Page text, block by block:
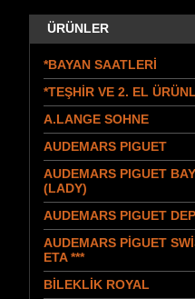
ÜRÜNLER
*BAYAN SAATLERİ
*TEŞHİR VE 2. EL
A.LANGE SOHNE
AUDEMARS PIGUET
AUDEMARS PIGUET
(LADY)
AUDEMARS PIGUET
AUDEMARS PİGUET
ETA ***
BİLEKLİK ROYAL